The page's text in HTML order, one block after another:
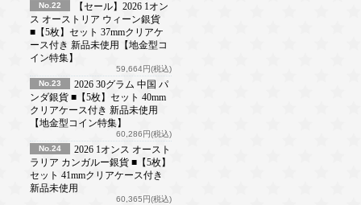
No.22
【セール】2026 1オン
ス オーストリア ウィーン銀貨
■【5枚】セット 37mmクリアケ
ース付き 新品未使用【地金型コ
イン特集】
59,664円(税込)
No.23
2026 30グラム 中国 パ
ンダ銀貨 ■【5枚】セット 40mm
クリアケース付き 新品未使用
【地金型コイン特集】
60,286円(税込)
No.24
2026 1オンス オースト
ラリア カンガルー銀貨 ■【5枚】
セット 41mmクリアケース付き
新品未使用
60,365円(税込)